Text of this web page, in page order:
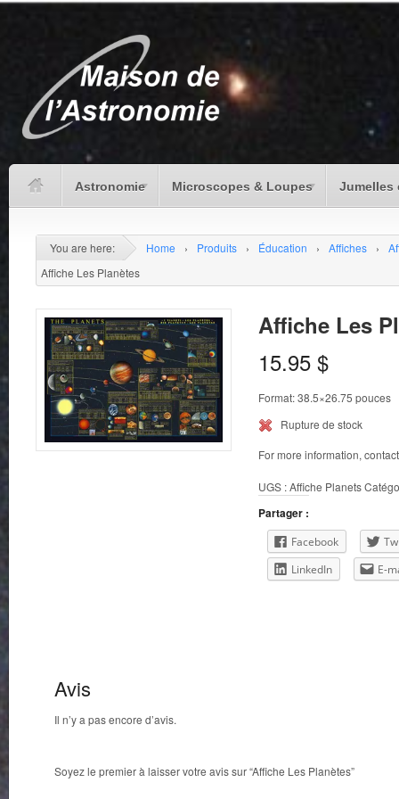
Astronomie Microscopes & Loupes Jumelles
You are here: Home › Produits › Éducation › Affiches ›
Affiche Les Planètes
Affiche Les
15.95 $
Format: 38.5×26.75 pouces
Rupture de stock
For more information,
UGS :Affiche Planets
Partager :
Facebook
LinkedIn
E-
Avis
Il n’y a pas encore d’avis.
Soyez le premier à laisser votre avis sur “Affiche Les Planètes”